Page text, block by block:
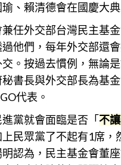
瑜、賴清德會在國慶大
任外交部台灣民主基
他們，每年外交部還
。按過去慣例，無論
書長與外交部長為基
代表。
黨就會面臨是否「不
民眾黨了不起有1席
認為，民主基金會董